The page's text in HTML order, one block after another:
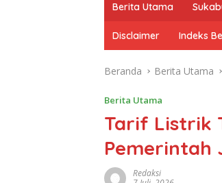
Berita Utama
Disclaimer Indeks
Beranda Berita Utama
Berita Utama
Tarif Listrik
Pemerintah
Redaksi